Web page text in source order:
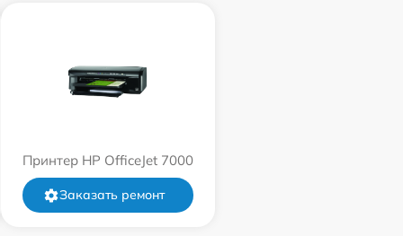
Принтер HP OfficeJet 7000
Заказать ремонт